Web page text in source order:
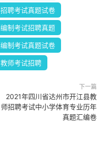
聘考试真题试卷
制考试招聘真题
制考试真题试卷
师考试招聘
下一篇
2021年四川省达州市开江县教
师招聘考试中小学体育专业历年
真题汇编卷